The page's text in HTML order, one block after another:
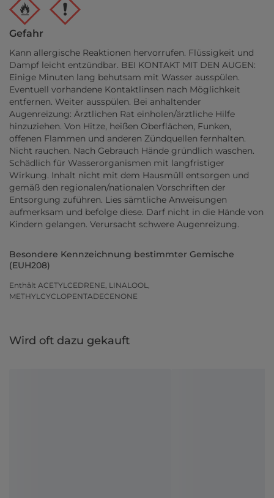
Gefahr
Kann allergische Reaktionen hervorrufen. Flüssigkeit und
Dampf leicht entzündbar. BEI KONTAKT MIT DEN AUGEN:
Einige Minuten lang behutsam mit Wasser ausspülen.
Eventuell vorhandene Kontaktlinsen nach Möglichkeit
entfernen. Weiter ausspülen. Bei anhaltender
Augenreizung: Ärztlichen Rat einholen/ärztliche Hilfe
hinzuziehen. Von Hitze, heißen Oberflächen, Funken,
offenen Flammen und anderen Zündquellen fernhalten.
Nicht rauchen. Nach Gebrauch Hände gründlich waschen.
Schädlich für Wasserorganismen mit langfristiger
Wirkung. Inhalt nicht mit dem Hausmüll entsorgen und
gemäß den regionalen/nationalen Vorschriften der
Entsorgung zuführen. Lies sämtliche Anweisungen
aufmerksam und befolge diese. Darf nicht in die Hände von
Kindern gelangen. Verursacht schwere Augenreizung.
Besondere Kennzeichnung bestimmter Gemische
(EUH208)
Enthält ACETYLCEDRENE, LINALOOL,
METHYLCYCLOPENTADECENONE
Wird oft dazu gekauft